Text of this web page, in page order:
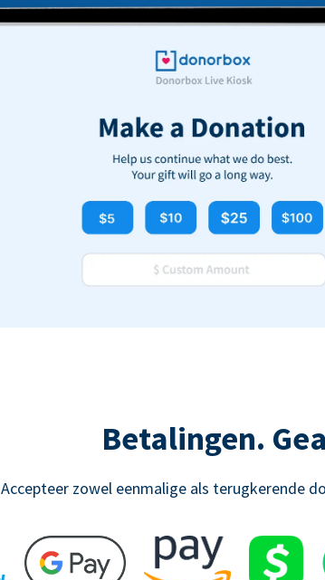
Betalingen.
Accepteer zowel eenmalige als terugkerende